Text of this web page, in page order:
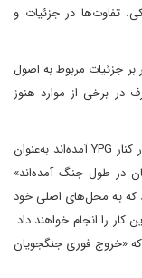
تفاوت‌ها در جزئیات و
بر جزئیات مربوط به اصول
در برخی از موارد هنوز
عبدی همچنین به جنگجویان خارجی که برای جنگ در کنار YPG آمده‌اند به‌عنوان
در طول جنگ آمده‌اند»
که به محل‌های اصلی خود
را انجام خواهند داد.
که «خروج فوری جنگجویان